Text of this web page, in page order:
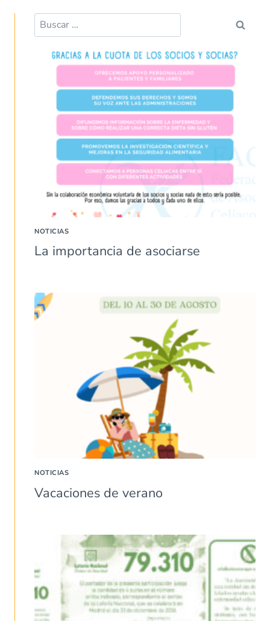
NOTICIAS
La importancia de asociarse
NOTICIAS
Vacaciones de verano